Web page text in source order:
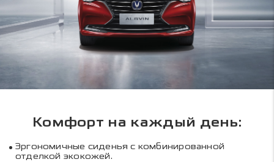
Комфорт на каждый день:
Эргономичные сиденья с комбинированной
отделкой экокожей.